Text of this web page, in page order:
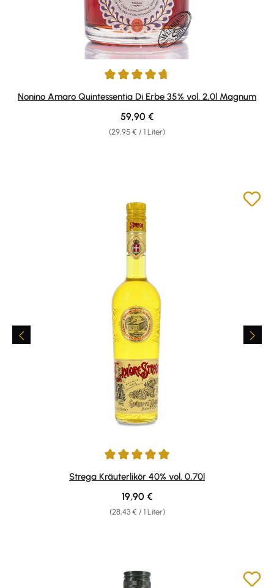
Durchschnittliche Bewertung von 4.75 von 5 Sternen
Nonino Amaro Quintessentia Di Erbe 35% vol. 2,0l Magnum
(29,95 € / 1 Liter)
Regulärer Preis:
59,90 €
Durchschnittliche Bewertung von 5 von 5 Sternen
Strega Kräuterlikör 40% vol. 0,70l
(28,43 € / 1 Liter)
Regulärer Preis:
19,90 €